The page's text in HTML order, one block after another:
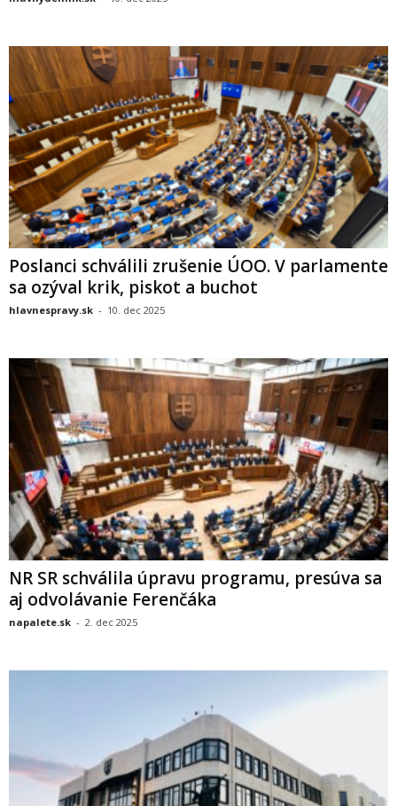
Poslanci schválili zrušenie ÚOO. V parlamente
sa ozýval krik, piskot a buchot
hlavnespravy.sk - 10. dec 2025
NR SR schválila úpravu programu, presúva sa
aj odvolávanie Ferenčáka
napalete.sk - 2. dec 2025